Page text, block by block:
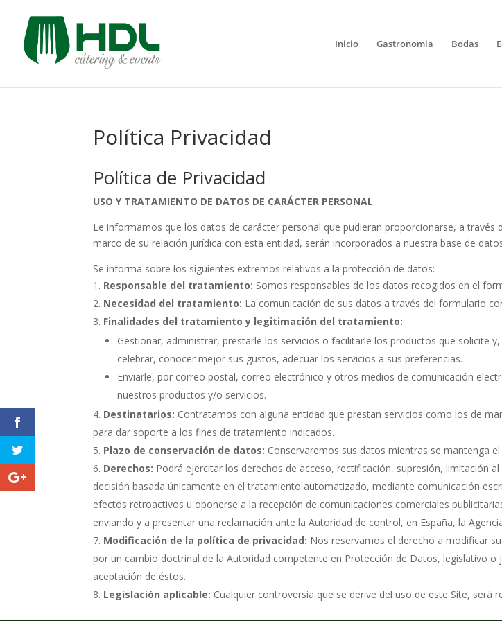
Inicio Gastronomia Bodas
Política Privacidad
Política de Privacidad
USO Y TRATAMIENTO DE DATOS DE CARÁCTER PERSONAL
Le informamos que los datos de carácter personal que pudieran proporcionarse, a
marco de su relación jurídica con esta entidad, serán incorporados a nuestra base de
Se informa sobre los siguientes extremos relativos a la protección de datos:
Responsable del tratamiento: Somos responsables de los datos recogidos en el
Necesidad del tratamiento: La comunicación de sus datos a través del formulario
Finalidades del tratamiento y legitimación del tratamiento:
Gestionar, administrar, prestarle los servicios o facilitarle los productos que solicite
celebrar, conocer mejor sus gustos, adecuar los servicios a sus preferencias.
Enviarle, por correo postal, correo electrónico y otros medios de comunicación
nuestros productos y/o servicios.
Destinatarios: Contratamos con alguna entidad que prestan servicios como los de
para dar soporte a los fines de tratamiento indicados.
Plazo de conservación de datos: Conservaremos sus datos mientras se mantenga
Derechos: Podrá ejercitar los derechos de acceso, rectificación, supresión, limitación
decisión basada únicamente en el tratamiento automatizado, mediante comunicación
efectos retroactivos u oponerse a la recepción de comunicaciones comerciales
enviando y a presentar una reclamación ante la Autoridad de control, en España, la
Modificación de la política de privacidad: Nos reservamos el derecho a modificar
por un cambio doctrinal de la Autoridad competente en Protección de Datos, legislativo o
aceptación de éstos.
Legislación aplicable: Cualquier controversia que se derive del uso de este Site, será